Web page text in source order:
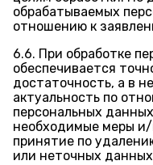
обрабатываемых
отношению к
6.6. При обработке
обеспечивается
достаточность, а в
актуальность по
персональных
необходимые меры
принятие по
или неточных